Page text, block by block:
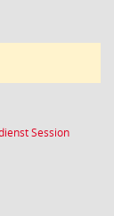
Session(Wird in